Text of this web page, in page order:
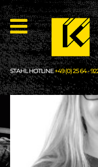
STAHL HOTLINE+49 (0) 25 64 -